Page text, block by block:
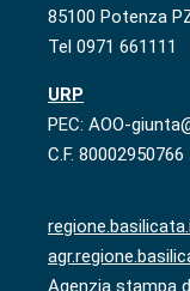
85100 Potenza
Tel 0971 661111
URP
PEC: AOO-
C.F. 80002950766
Agenzia stampa